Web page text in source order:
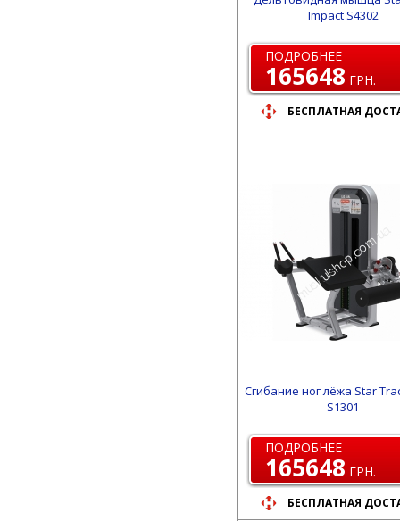
Impact S4302
ПОДРОБНЕЕ
165648 ГРН.
БЕСПЛАТНАЯ
Сгибание ног лёжа Star
S1301
ПОДРОБНЕЕ
165648 ГРН.
БЕСПЛАТНАЯ